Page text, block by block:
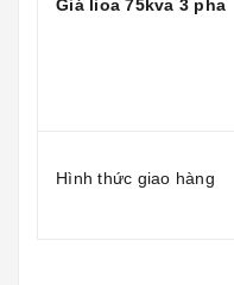
Giá lioa 75kva 3 pha
Hình thức giao hàng